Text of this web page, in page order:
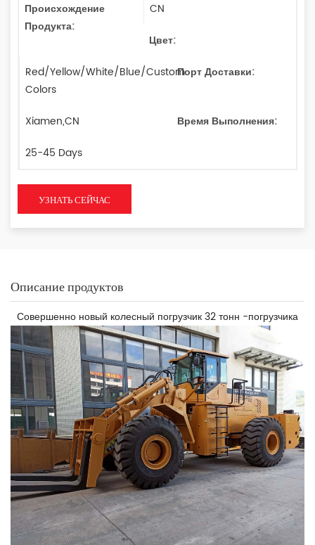
Происхождение
Продукта:
CN
Цвет:
Red/Yellow/White/Blue/Custom
Colors
Порт Доставки:
Xiamen,CN
Время Выполнения:
25-45 Days
УЗНАТЬ СЕЙЧАС
Описание продуктов
Совершенно новый колесный погрузчик 32 тонн -погрузчика